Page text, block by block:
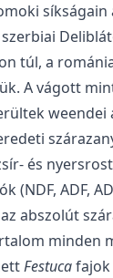
síkságain
túl, a
A vágott
weendei
és
(NDF, ADF,
abszolút
minden
Festuca